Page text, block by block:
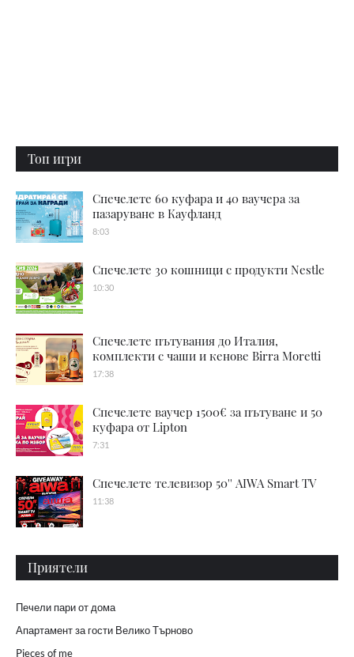
Топ игри
Спечелете 60 куфара и 40 ваучера за
пазаруване в Кауфланд
8:03
Спечелете 30 кошници с продукти Nestle
10:30
Спечелете пътувания до Италия,
комплекти с чаши и кенове Birra Moretti
17:38
Спечелете ваучер 1500€ за пътуване и 50
куфара от Lipton
7:31
Спечелете телевизор 50'' AIWA Smart TV
11:38
Приятели
Печели пари от дома
Апартамент за гости Велико Търново
Pieces of me